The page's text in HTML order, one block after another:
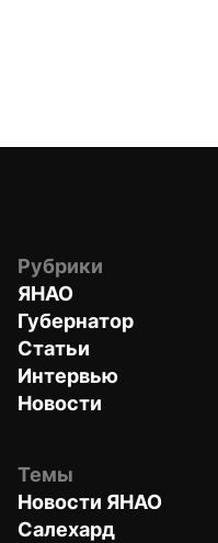
Рубрики
ЯНАО
Губернатор
Статьи
Интервью
Новости
Темы
Новости ЯНАО
Салехард